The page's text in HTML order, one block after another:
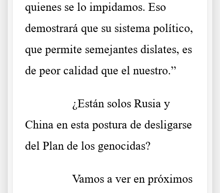
quienes se lo impidamos. Eso
demostrará que su sistema político,
que permite semejantes dislates, es
de peor calidad que el nuestro.”
¿Están solos Rusia y
China en esta postura de desligarse
del Plan de los genocidas?
Vamos a ver en próximos